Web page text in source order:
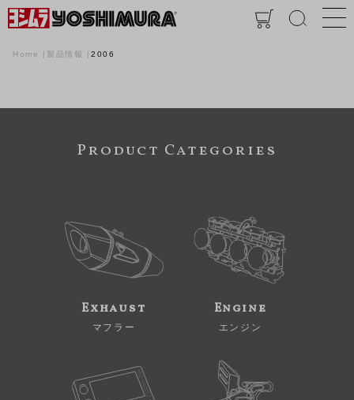
Home 製品情報 2006
Product Categories
Exhaust
マフラー
Engine
エンジン